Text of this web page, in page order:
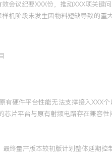
会议纪要XXX份，推动XXX项关键
机阶段未发生因物料短缺导致的重
有硬件平台性能无法支撑接入XXX
芯片平台与原有射频电路存在兼容
终量产版本较初版计划整体延期控